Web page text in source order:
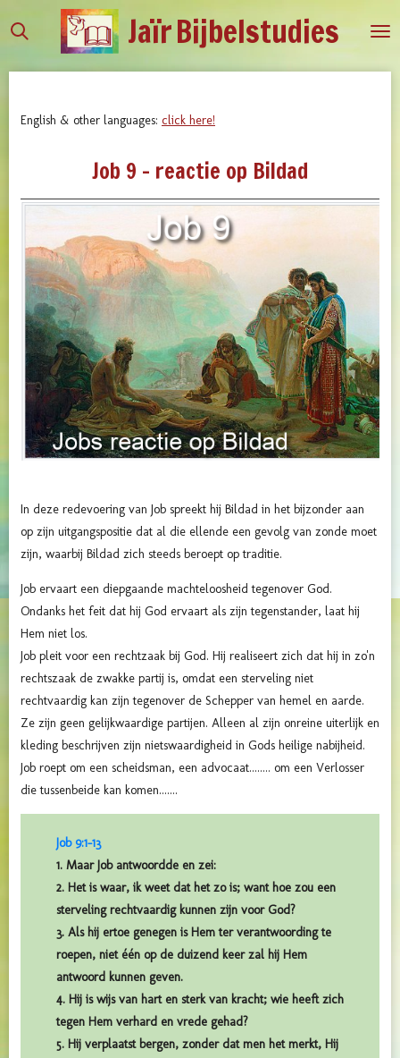
direct
JaïrBijbelstudies
English & other languages: click here!
Job 9 - reactie op Bildad
In deze redevoering van Job spreekt hij Bildad in het bijzonder aan
op zijn uitgangspositie dat al die ellende een gevolg van zonde moet
zijn, waarbij Bildad zich steeds beroept op traditie.
Job ervaart een diepgaande machteloosheid tegenover God.
Ondanks het feit dat hij God ervaart als zijn tegenstander, laat hij
Hem niet los.
Job pleit voor een rechtzaak bij God. Hij realiseert zich dat hij in zo'n
rechtszaak de zwakke partij is, omdat een sterveling niet
rechtvaardig kan zijn tegenover de Schepper van hemel en aarde.
Ze zijn geen gelijkwaardige partijen. Alleen al zijn onreine uiterlijk en
kleding beschrijven zijn nietswaardigheid in Gods heilige nabijheid.
Job roept om een scheidsman, een advocaat........ om een Verlosser
die tussenbeide kan komen.......
Job 9:1-13
1. Maar Job antwoordde en zei:
2. Het is waar, ik weet dat het zo is; want hoe zou een
sterveling rechtvaardig kunnen zijn voor God?
3. Als hij ertoe genegen is Hem ter verantwoording te
roepen, niet één op de duizend keer zal hij Hem
antwoord kunnen geven.
4. Hij is wijs van hart en sterk van kracht; wie heeft zich
tegen Hem verhard en vrede gehad?
5. Hij verplaatst bergen, zonder dat men het merkt, Hij